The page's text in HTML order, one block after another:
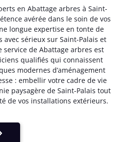
en Abattage arbres à Saint-
avérée dans le soin de vos
longue expertise en tonte de
avec sérieux sur Saint-Palais et
service de Abattage arbres est
qualifiés qui connaissent
modernes d’aménagement
: embellir votre cadre de vie
paysagère de Saint-Palais tout
de vos installations extérieurs.